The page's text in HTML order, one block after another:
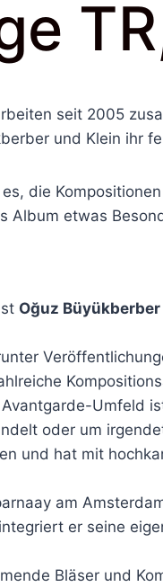
seit 2005
und Klein ihr
die
Album etwas
Oğuz Büyükberber
Umfeld
oder um
und hat mit
am
er seine
Bläser und